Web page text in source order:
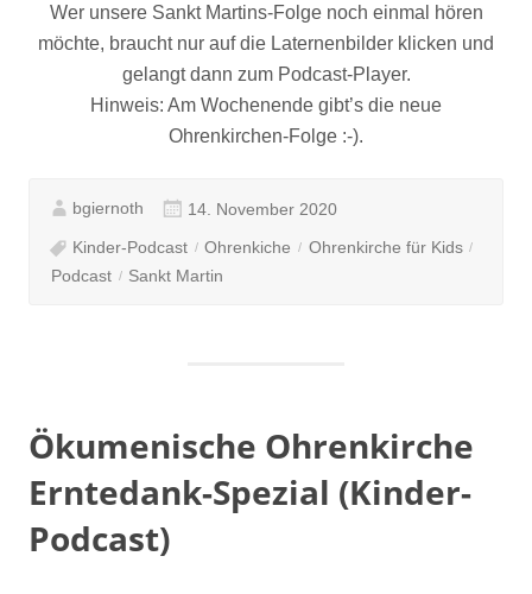
Wer unsere Sankt Martins-Folge noch einmal hören
möchte, braucht nur auf die Laternenbilder klicken und
gelangt dann zum Podcast-Player.
Hinweis: Am Wochenende gibt’s die neue
Ohrenkirchen-Folge :-).
bgiernoth 14. November 2020
Kinder-Podcast Ohrenkiche
Ohrenkirche für Kids
Podcast
Sankt Martin
Ökumenische Ohrenkirche
Erntedank-Spezial (Kinder-
Podcast)